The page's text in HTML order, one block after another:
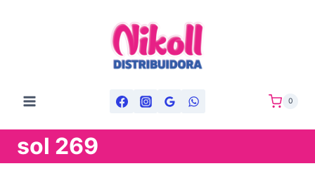
0
sol 269